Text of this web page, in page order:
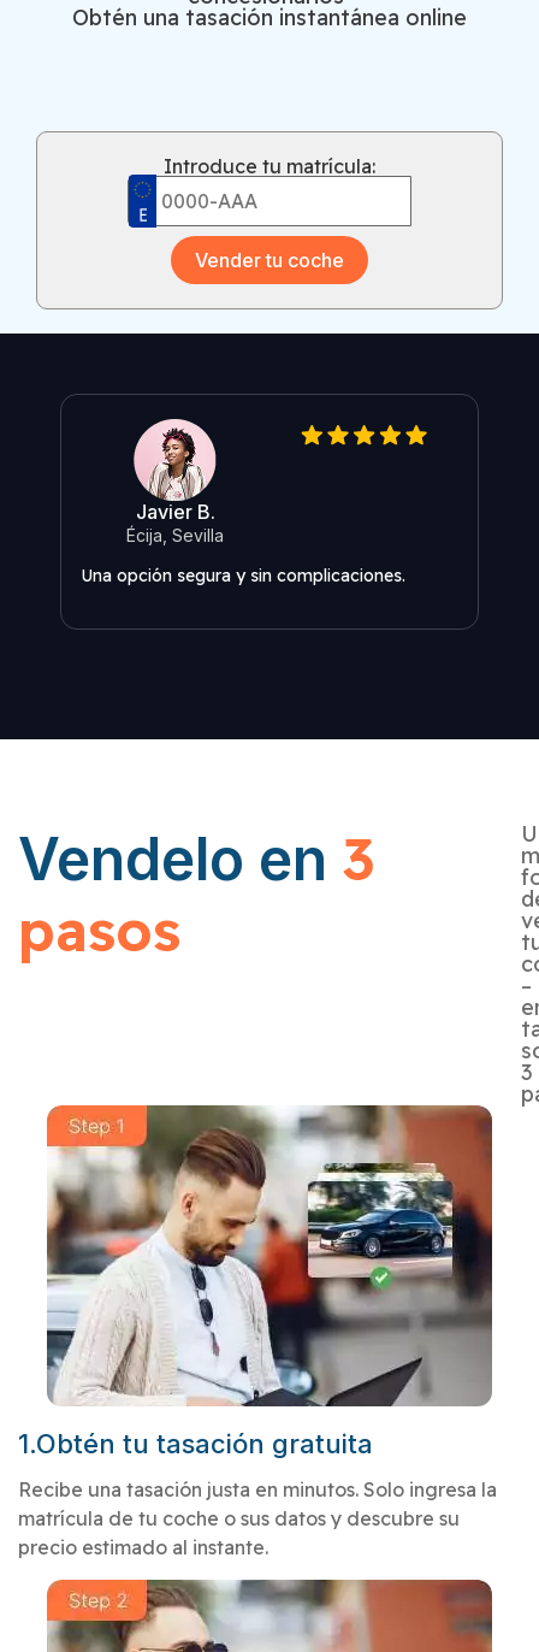
Obtén una tasación instantánea online
Introduce tu matrícula:
Vender tu coche
Javier B.
Écija, Sevilla
Una opción segura y sin complicaciones.
Vendelo en 3
pasos
–
3
1.Obtén tu tasación gratuita
Recibe una tasación justa en minutos. Solo ingresa la
matrícula de tu coche o sus datos y descubre su
precio estimado al instante.